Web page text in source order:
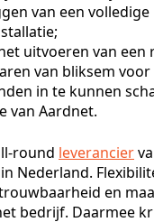
van een volledige
uitvoeren van een
van bliksem
in te kunnen
van Aardnet.
round leverancier
Nederland.
en
bedrijf. Daarmee